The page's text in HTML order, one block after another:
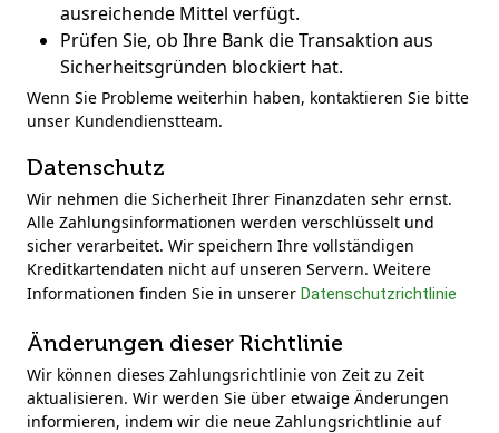
ausreichende Mittel verfügt.
Prüfen Sie, ob Ihre Bank die Transaktion aus
Sicherheitsgründen blockiert hat.
Wenn Sie Probleme weiterhin haben, kontaktieren Sie bitte
unser Kundendienstteam.
Datenschutz
Wir nehmen die Sicherheit Ihrer Finanzdaten sehr ernst.
Alle Zahlungsinformationen werden verschlüsselt und
sicher verarbeitet. Wir speichern Ihre vollständigen
Kreditkartendaten nicht auf unseren Servern. Weitere
Informationen finden Sie in unserer Datenschutzrichtlinie
Änderungen dieser Richtlinie
Wir können dieses Zahlungsrichtlinie von Zeit zu Zeit
aktualisieren. Wir werden Sie über etwaige Änderungen
informieren, indem wir die neue Zahlungsrichtlinie auf